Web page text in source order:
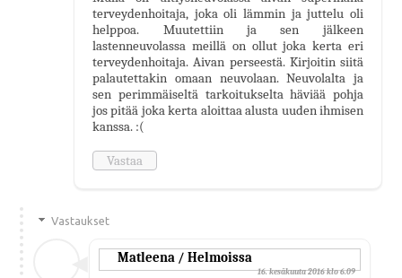
terveydenhoitaja, joka oli lämmin ja juttelu oli
helppoa. Muutettiin ja sen jälkeen
lastenneuvolassa meillä on ollut joka kerta eri
terveydenhoitaja. Aivan perseestä. Kirjoitin siitä
palautettakin omaan neuvolaan. Neuvolalta ja
sen perimmäiseltä tarkoitukselta häviää pohja
jos pitää joka kerta aloittaa alusta uuden ihmisen
kanssa. :(
Vastaa
Vastaukset
Matleena / Helmoissa
16. kesäkuuta 2016 klo 6.09